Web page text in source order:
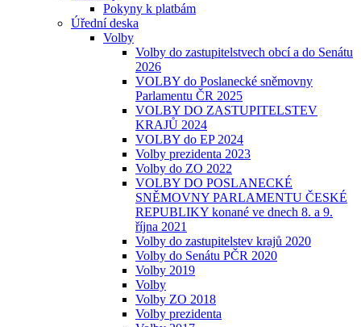
Pokyny k platbám
Úřední deska
Volby
Volby do zastupitelstvech obcí a do Senátu
2026
VOLBY do Poslanecké sněmovny
Parlamentu ČR 2025
VOLBY DO ZASTUPITELSTEV
KRAJŮ 2024
VOLBY do EP 2024
Volby prezidenta 2023
Volby do ZO 2022
VOLBY DO POSLANECKÉ
SNĚMOVNY PARLAMENTU ČESKÉ
REPUBLIKY konané ve dnech 8. a 9.
října 2021
Volby do zastupitelstev krajů 2020
Volby do Senátu PČR 2020
Volby 2019
Volby
Volby ZO 2018
Volby prezidenta